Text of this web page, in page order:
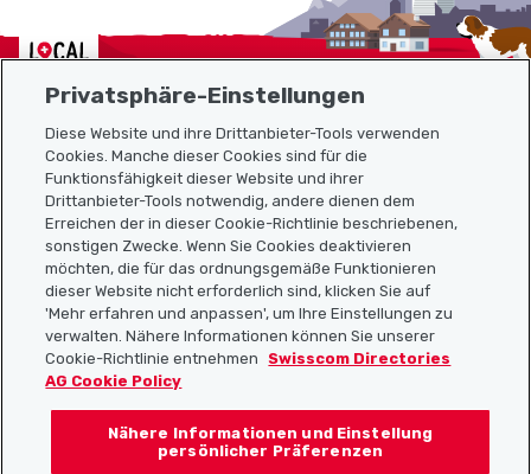
Localcities
Sitemap
Nützliche Links
Localcities App herunterladen
Folgt uns auf:
Privatsphäre-Einstellungen
Diese Website und ihre Drittanbieter-Tools verwenden
Cookies. Manche dieser Cookies sind für die
Funktionsfähigkeit dieser Website und ihrer
Drittanbieter-Tools notwendig, andere dienen dem
Erreichen der in dieser Cookie-Richtlinie beschriebenen,
sonstigen Zwecke. Wenn Sie Cookies deaktivieren
möchten, die für das ordnungsgemäße Funktionieren
dieser Website nicht erforderlich sind, klicken Sie auf
'Mehr erfahren und anpassen', um Ihre Einstellungen zu
verwalten. Nähere Informationen können Sie unserer
Cookie-Richtlinie entnehmen
Swisscom Directories
AG Cookie Policy
Nähere Informationen und Einstellung
persönlicher Präferenzen